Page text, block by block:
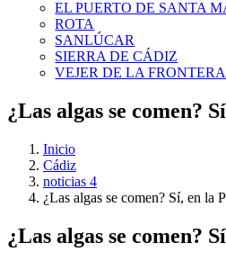
EL PUERTO DE SANTA
ROTA
SANLÚCAR
SIERRA DE CÁDIZ
VEJER DE LA FRONTERA
¿Las algas se comen?
Inicio
Cádiz
noticias 4
¿Las algas se comen? Sí, en la
¿Las algas se comen?